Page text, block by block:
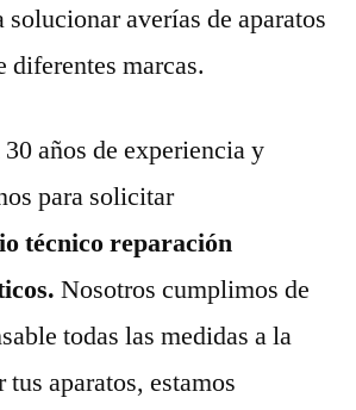
solucionar averías de aparatos
diferentes marcas.
años de experiencia y
para solicitar
técnico reparación
Nosotros cumplimos de
todas las medidas a la
tus aparatos, estamos